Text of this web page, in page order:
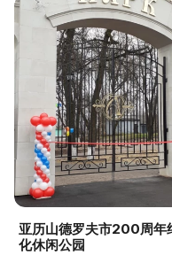
亚历山德罗夫市200周年
化休闲公园